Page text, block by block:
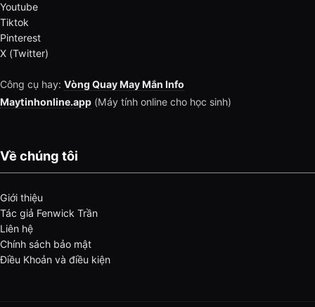
Youtube
Tiktok
Pinterest
X (Twitter)
Công cụ hay: Vòng Quay May Mắn Info
Maytinhonline.app (Máy tính online cho học sinh)
Về chúng tôi
Giới thiệu
Tác giả Fenwick Trần
Liên hệ
Chính sách bảo mật
Điều Khoản và điều kiện